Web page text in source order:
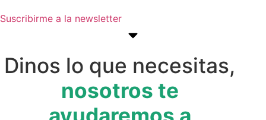
Suscribirme a la newsletter
Dinos lo que necesitas,
nosotros te